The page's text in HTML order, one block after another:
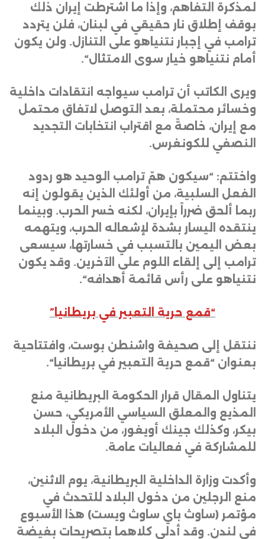
لمذكرة التفاهم، وإذا ما اشترطت إيران ذلك
بوقف إطلاق نار حقيقي في لبنان، فلن يتردد
ترامب في إجبار نتنياهو على التنازل. ولن يكون
أمام نتنياهو خيار سوى الامتثال“.
ويرى الكاتب أن ترامب سيواجه انتقادات داخلية
وخسائر محتملة، بعد التوصل لاتفاق محتمل
مع إيران، خاصةً مع اقتراب انتخابات التجديد
النصفي للكونغرس.
واختتم: “سيكون همّ ترامب الوحيد هو ردود
الفعل السلبية، من أولئك الذين يقولون إنه
ربما ألحق ضرراً بإيران، لكنه خسر الحرب. وبينما
ينتقده اليسار بشدة لإشعاله الحرب، ويتهمه
بعض اليمين بالتسبب في خسارتها، سيسعى
ترامب إلى إلقاء اللوم على الآخرين. وقد يكون
نتنياهو على رأس قائمة أهدافه“.
“قمع حرية التعبير في بريطانيا”
ننتقل إلى صحيفة واشنطن بوست، وافتتاحية
بعنوان “قمع حرية التعبير في بريطانيا“.
يتناول المقال قرار الحكومة البريطانية منع
المذيع والمعلق السياسي الأمريكي، حسن
بيكر، وكذلك جينك أويغور، من دخول البلاد
للمشاركة في فعاليات عامة.
وأكدت وزارة الداخلية البريطانية، يوم الاثنين،
منع الرجلين من دخول البلاد للتحدث في
مؤتمر (ساوث باي ساوث ويست) هذا الأسبوع
في لندن. وقد أدلى كلاهما بتصريحات بغيضة